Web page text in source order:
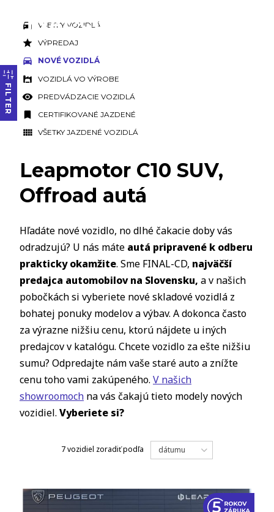
FILTER
VŠETKY VOZIDLÁ
VÝPREDAJ
NOVÉ VOZIDLÁ
VOZIDLÁ VO VÝROBE
PREDVÁDZACIE VOZIDLÁ
CERTIFIKOVANÉ JAZDENÉ
VŠETKY JAZDENÉ VOZIDLÁ
Leapmotor C10 SUV,
Offroad autá
Hľadáte nové vozidlo, no dlhé čakacie doby vás
odradzujú? U nás máte autá pripravené k odberu
prakticky okamžite. Sme FINAL-CD, najväčší
predajca automobilov na Slovensku, a v našich
pobočkách si vyberiete nové skladové vozidlá z
bohatej ponuky modelov a výbav. A dokonca často
za výrazne nižšiu cenu, ktorú nájdete u iných
predajcov v katalógu. Chcete vozidlo za ešte nižšiu
sumu? Odpredajte nám vaše staré auto a znížte
cenu toho vami zakúpeného. V našich
showroomoch na vás čakajú tieto modely nových
vozidiel. Vyberiete si?
7 vozidiel zoradiť podľa dátumu